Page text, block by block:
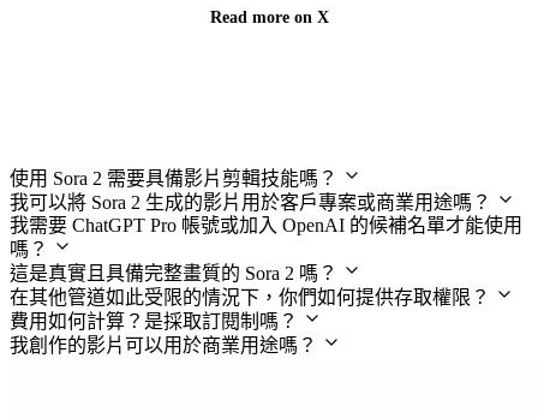
Read more on X
使用 Sora 2 需要具備影片剪輯技能嗎？
我可以將 Sora 2 生成的影片用於客戶專案或商業用途嗎？
我需要 ChatGPT Pro 帳號或加入 OpenAI 的候補名單才能使用
嗎？
這是真實且具備完整畫質的 Sora 2 嗎？
在其他管道如此受限的情況下，你們如何提供存取權限？
費用如何計算？是採取訂閱制嗎？
我創作的影片可以用於商業用途嗎？